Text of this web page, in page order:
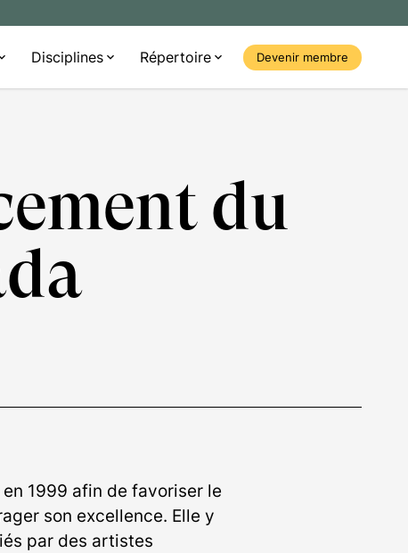
Disciplines Répertoire Devenir membre
du
1999 afin de favoriser le
son excellence. Elle y
par des artistes